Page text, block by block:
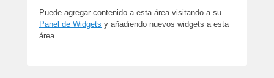
Puede agregar contenido a esta área visitando a su
Panel de Widgets y añadiendo nuevos widgets a esta
área.